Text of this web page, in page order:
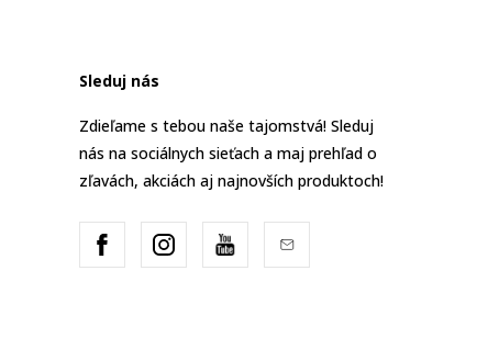
Sleduj nás
Zdieľame s tebou naše tajomstvá! Sleduj
nás na sociálnych sieťach a maj prehľad o
zľavách, akciách aj najnovších produktoch!